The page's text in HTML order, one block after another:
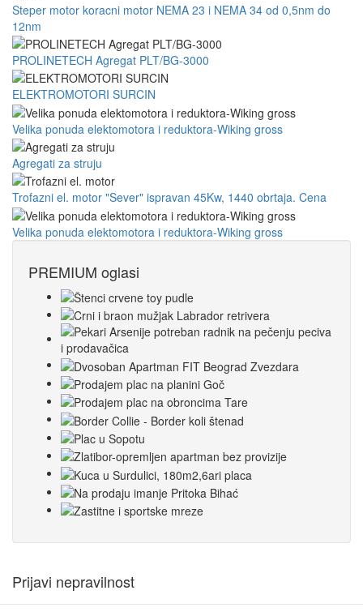
Steper motor koracni motor NEMA 23 i NEMA 34 od 0,5nm do
12nm
PROLINETECH Agregat PLT/BG-3000
ELEKTROMOTORI SURCIN
Velika ponuda elektomotora i reduktora-Wiking gross
Agregati za struju
Trofazni el. motor "Sever" ispravan 45Kw, 1440 obrtaja. Cena
Velika ponuda elektomotora i reduktora-Wiking gross
PREMIUM oglasi
Prijavi nepravilnost